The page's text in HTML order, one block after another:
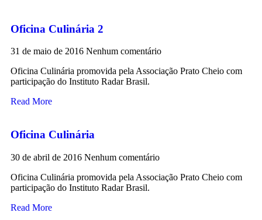
Oficina Culinária 2
31 de maio de 2016 Nenhum comentário
Oficina Culinária promovida pela Associação Prato Cheio com
participação do Instituto Radar Brasil.
Read More
Oficina Culinária
30 de abril de 2016 Nenhum comentário
Oficina Culinária promovida pela Associação Prato Cheio com
participação do Instituto Radar Brasil.
Read More